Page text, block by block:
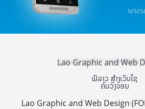
Lao Graphic and Web
ຟໍລາວ ສ້າງເວັບໄຊ
ຄົບວົງຈອນ
Lao Graphic and Web Design